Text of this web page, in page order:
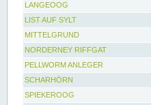
LANGEOOG
LIST AUF SYLT
MITTELGRUND
NORDERNEY RIFFGAT
PELLWORM ANLEGER
SCHARHÖRN
SPIEKEROOG